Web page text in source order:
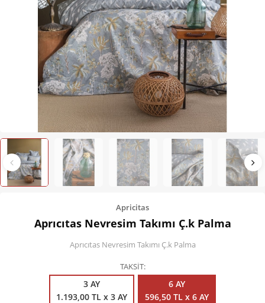
Kişisel Bakım
Züccaciye
Ev Tekstili
Çocuk Gereçleri
Motorsikletler
Isıtma ve Soğutma
Apricitas
Aprıcıtas Nevresim Takımı Ç.k Palma
Aprıcıtas Nevresim Takımı Ç.k Palma
TAKSİT
3 AY
1.193,00 TL x 3 AY
6 AY
596,50 TL x 6 AY